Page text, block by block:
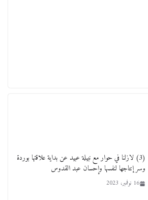
(3) لازلنا في حوار مع نبيلة عبيد عن بداية علاقتها بوردة
وسر إنتاجها لنفسها وإحسان عبد القدوس
16 نوفمبر، 2023